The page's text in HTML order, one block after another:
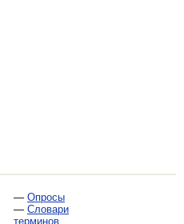
— Опросы
— Словари
терминов